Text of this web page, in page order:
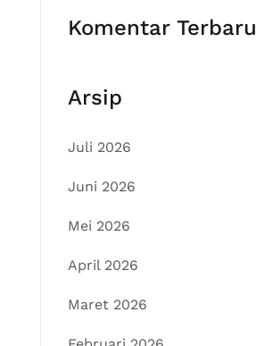
Komentar Terbaru
Arsip
Juli 2026
Juni 2026
Mei 2026
April 2026
Maret 2026